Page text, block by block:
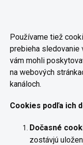
Používame tiež
prebieha sledovanie
vám mohli
na webových
kanáloch.
Cookies podľa ich
Dočasné
zostávjú